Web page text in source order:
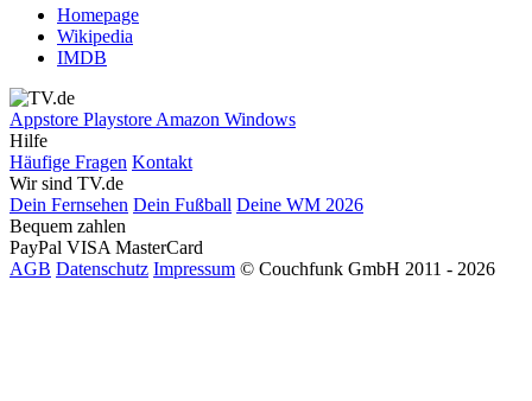
Homepage
Wikipedia
IMDB
Appstore Playstore Amazon Windows
Hilfe
Häufige Fragen Kontakt
Wir sind TV.de
Dein Fernsehen Dein Fußball Deine WM 2026
Bequem zahlen
PayPal VISA MasterCard
AGB Datenschutz Impressum © Couchfunk GmbH 2011 - 2026